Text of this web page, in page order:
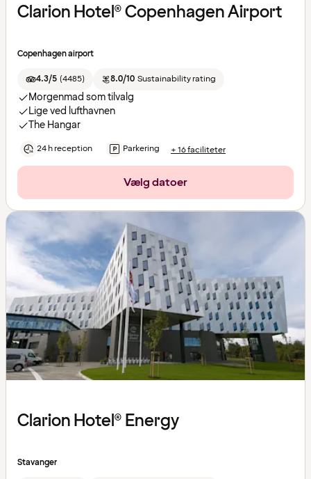
Clarion Hotel® Copenhagen Airport
Copenhagen airport
4.3/5 (4485) 8.0/10 Sustainability rating
Morgenmad som tilvalg
Lige ved lufthavnen
The Hangar
24 h reception Parkering + 16 faciliteter
Vælg datoer
Clarion Hotel® Energy
Stavanger